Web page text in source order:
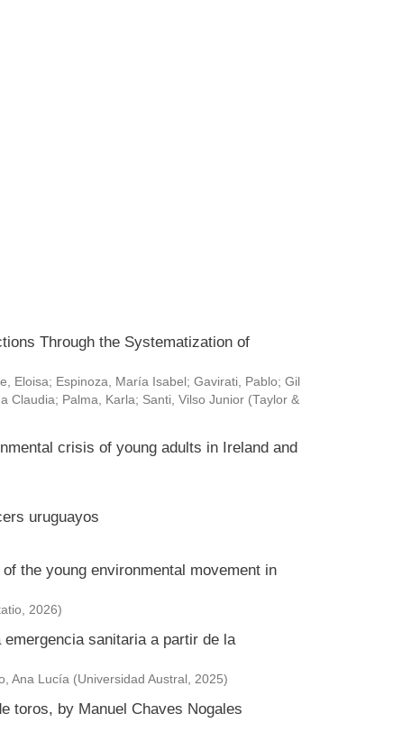
Through the Systematization of
Eloisa; Espinoza, María Isabel ; Gavirati, Pablo; Gil
Claudia; Palma, Karla; Santi, Vilso Junior (Taylor &
crisis of young adults in Ireland and
uruguayos
the young environmental movement in
, 2026)
sanitaria a partir de la
Ana Lucía (Universidad Austral , 2025)
toros, by Manuel Chaves Nogales